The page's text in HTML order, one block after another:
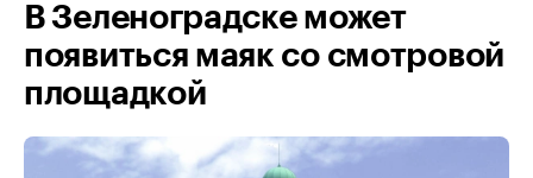
В Зеленоградске может
появиться маяк со смотровой
площадкой